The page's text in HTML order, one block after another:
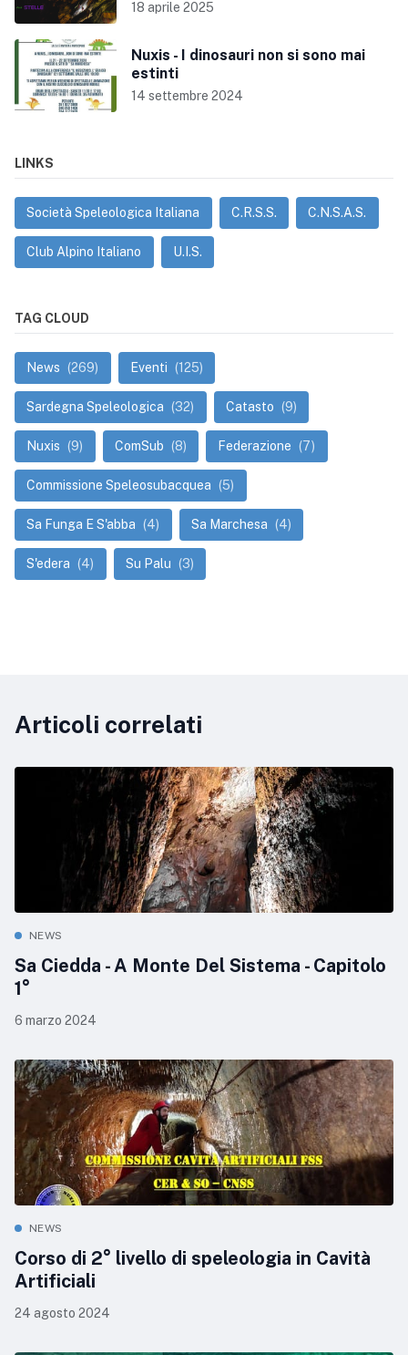
18 aprile 2025
Nuxis - I dinosauri non si sono mai
estinti
14 settembre 2024
LINKS
Società Speleologica Italiana C.R.S.S. C.N.S.A.S.
Club Alpino Italiano U.I.S.
TAG CLOUD
News (269) Eventi (125)
Sardegna Speleologica (32) Catasto (9)
Nuxis (9) ComSub (8) Federazione (7)
Commissione Speleosubacquea (5)
Sa Funga E S'abba (4) Sa Marchesa (4)
S'edera (4) Su Palu (3)
Articoli correlati
NEWS
Sa Ciedda - A Monte Del Sistema - Capitolo
1°
6 marzo 2024
NEWS
Corso di 2° livello di speleologia in Cavità
Artificiali
24 agosto 2024